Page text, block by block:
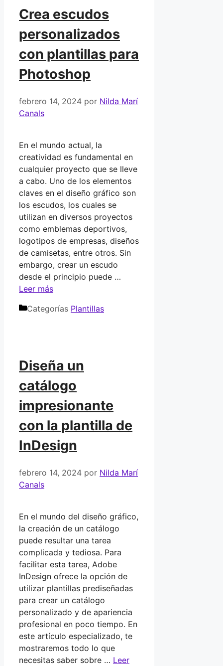
Crea escudos
personalizados
con plantillas para
Photoshop
febrero 14, 2024 por Nilda Marí
Canals
En el mundo actual, la
creatividad es fundamental en
cualquier proyecto que se lleve
a cabo. Uno de los elementos
claves en el diseño gráfico son
los escudos, los cuales se
utilizan en diversos proyectos
como emblemas deportivos,
logotipos de empresas, diseños
de camisetas, entre otros. Sin
embargo, crear un escudo
desde el principio puede …
Leer más
Categorías Plantillas
Diseña un
catálogo
impresionante
con la plantilla de
InDesign
febrero 14, 2024 por Nilda Marí
Canals
En el mundo del diseño gráfico,
la creación de un catálogo
puede resultar una tarea
complicada y tediosa. Para
facilitar esta tarea, Adobe
InDesign ofrece la opción de
utilizar plantillas prediseñadas
para crear un catálogo
personalizado y de apariencia
profesional en poco tiempo. En
este artículo especializado, te
mostraremos todo lo que
necesitas saber sobre … Leer